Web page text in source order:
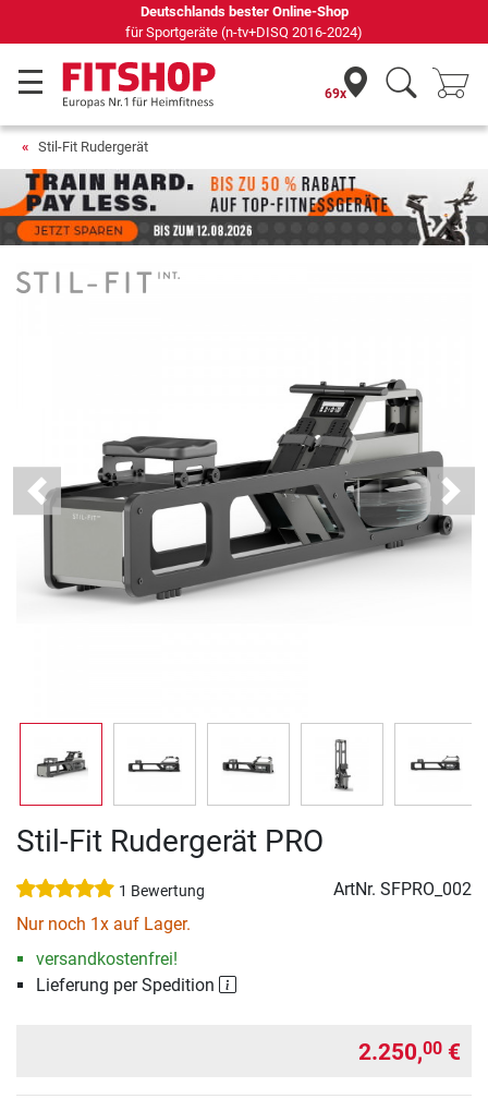
Seit 42 Jahren Ihr Experte für Heimfitness
69x
Stil-Fit Rudergerät
Previous Next
Stil-Fit Rudergerät PRO
1 Bewertung ArtNr. SFPRO_002
Nur noch 1x auf Lager.
versandkostenfrei!
Lieferung per Spedition
2.250,00 €